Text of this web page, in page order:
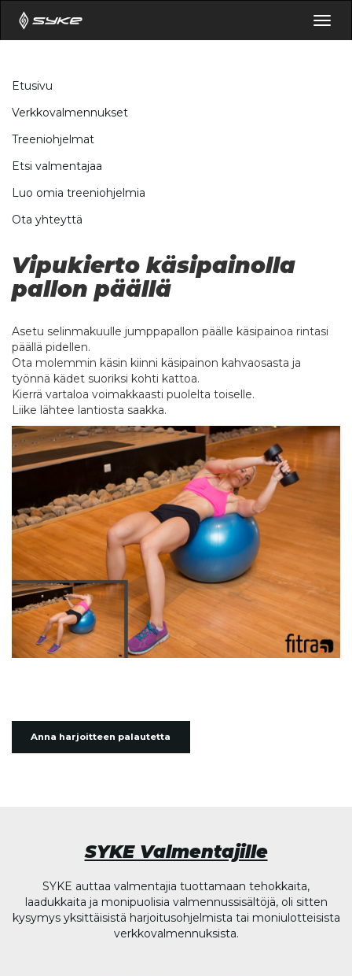
Etusivu
Verkkovalmennukset
Treeniohjelmat
Etsi valmentajaa
Luo omia treeniohjelmia
Ota yhteyttä
Vipukierto käsipainolla
pallon päällä
Asetu selinmakuulle jumppapallon päälle käsipainoa rintasi
päällä pidellen.
Ota molemmin käsin kiinni käsipainon kahvaosasta ja
työnnä kädet suoriksi kohti kattoa.
Kierrä vartaloa voimakkaasti puolelta toiselle.
Liike lähtee lantiosta saakka.
Anna harjoitteen palautetta
SYKE Valmentajille
SYKE auttaa valmentajia tuottamaan tehokkaita,
laadukkaita ja monipuolisia valmennussisältöjä, oli sitten
kysymys yksittäisistä harjoitusohjelmista tai moniulotteisista
verkkovalmennuksista.